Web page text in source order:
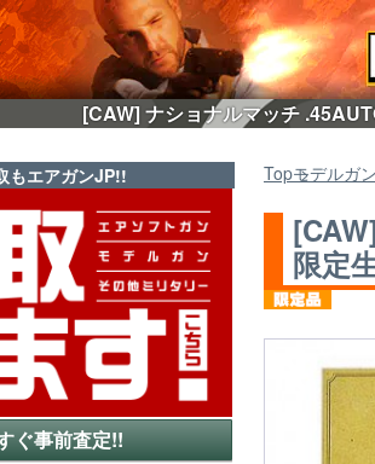
[CAW] ナショナルマッチ
Topモデルガ
限定
もエアガンJP!!
ぐ事前査定!!